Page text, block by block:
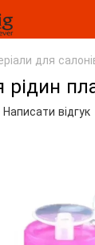
для
Написати відгук